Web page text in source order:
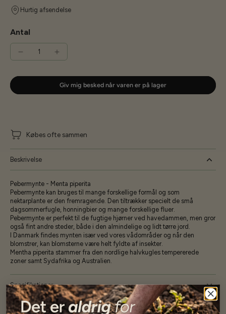
Hurtig afsendelse
Antal
Giv mig besked når varen er på lager
Købes ofte sammen
Beskrivelse
Pebermynte - Menta piperita
Pebermynte kan bruges til mange forskellige formål og som
nektarplante er den fremragende. Den tiltrækker specielt de små
dagsommerfugle, honningbier og mange forskellige fluer.
Pebermynte er perfekt til de fugtige hjørner ved havedammen, men gror
også fint andre steder, både i den almindelige og lidt tørre jord.
I Danmark findes mynten især ved vores vådområder og når den
blomstrer, kan blomsterne være helt fyldte af insekter.
Mentha piperita stammer fra den nordlige halvkugles tempererede
zoner samt Sydafrika og Australien.
Specifikationer
Se mere af Alle produkter